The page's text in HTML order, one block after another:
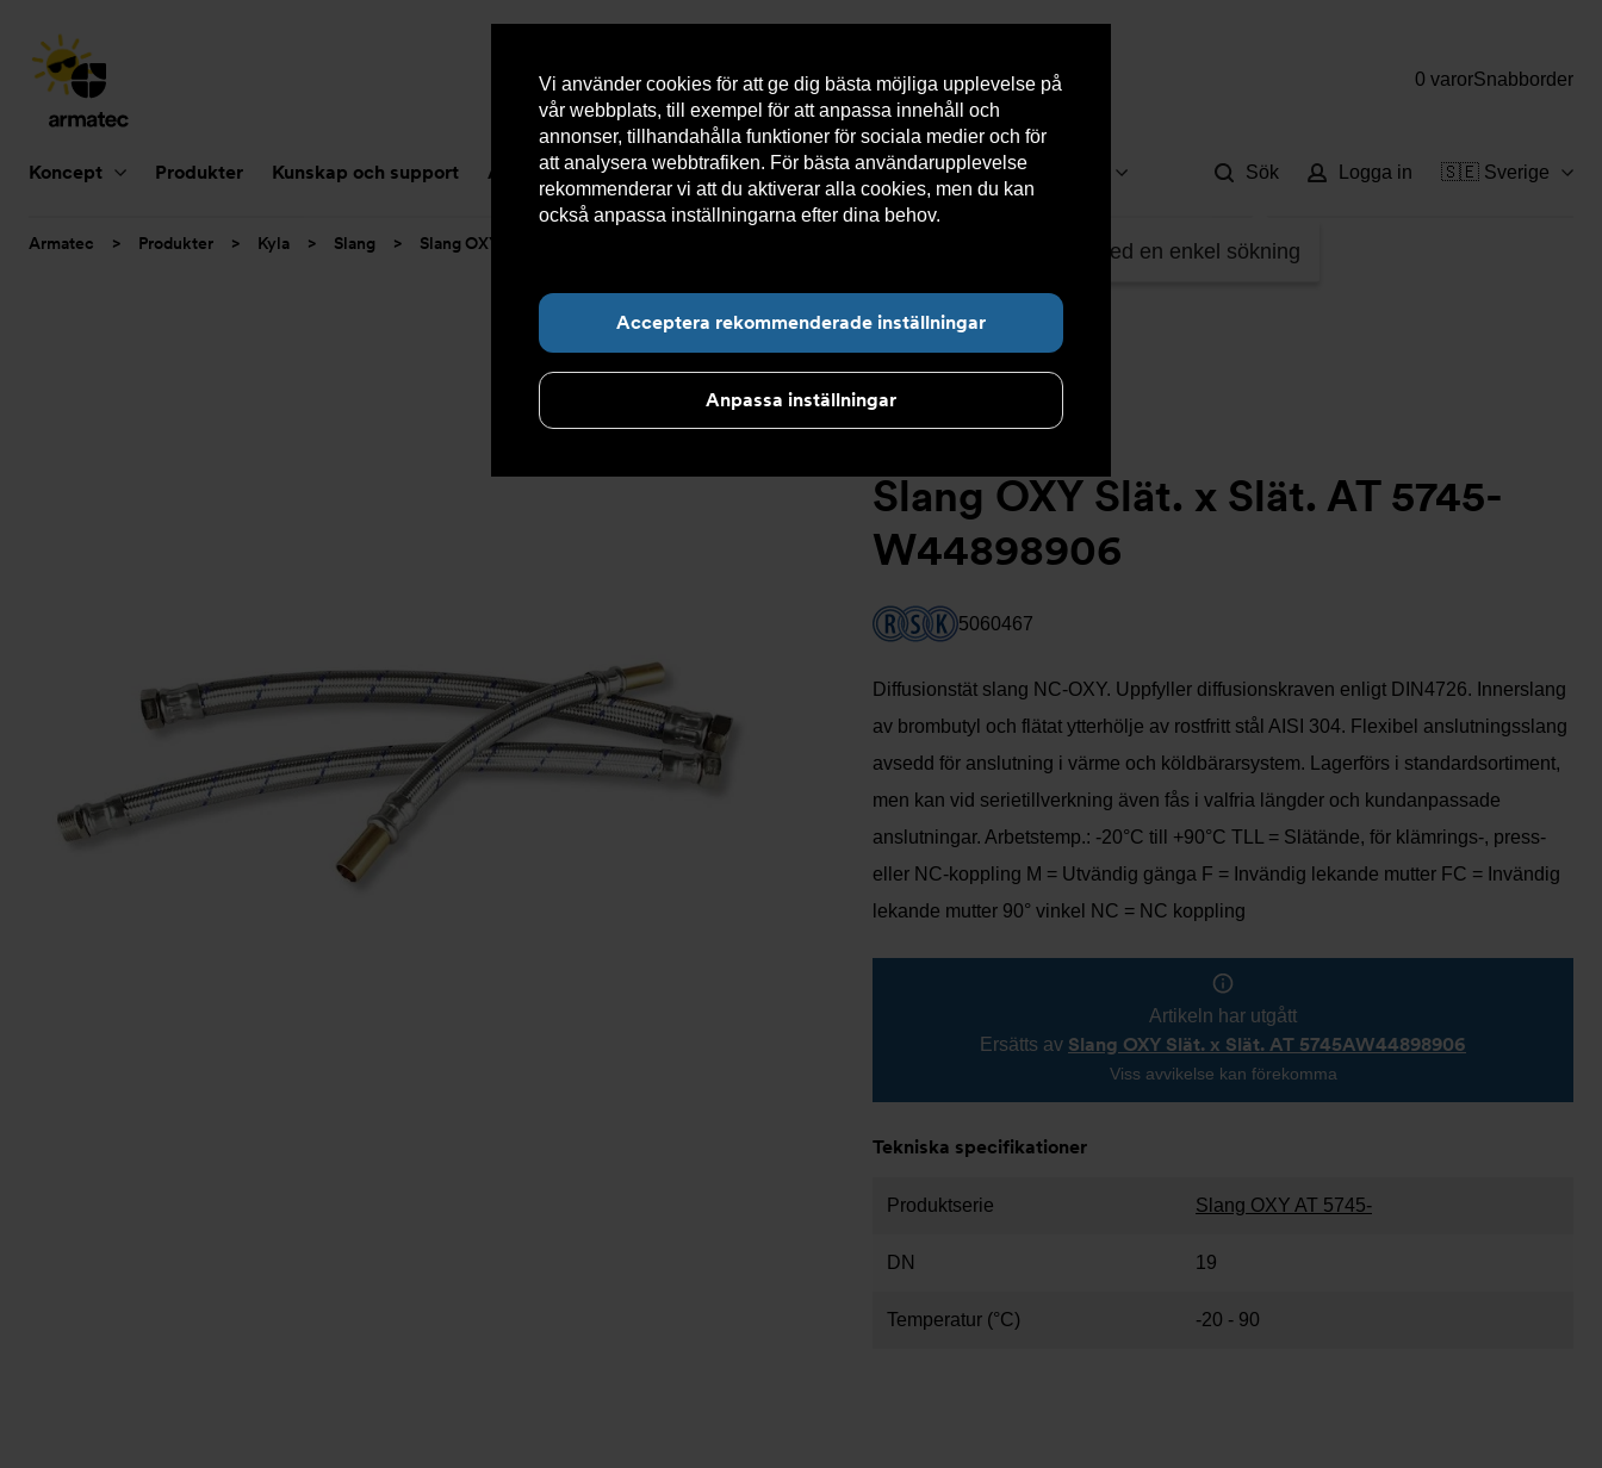
Vi använder cookies för att ge dig bästa möjliga upplevelse på
vår webbplats, till exempel för att anpassa innehåll och
annonser, tillhandahålla funktioner för sociala medier och för
att analysera webbtrafiken. För bästa användarupplevelse
rekommenderar vi att du aktiverar alla cookies, men du kan
också anpassa inställningarna efter dina behov.
Acceptera rekommenderade inställningar
Anpassa inställningar
0 varorSnabborder
Koncept Produkter Kunskap och support Aktuellt Om Armatec Hållbarhet Kontakta oss Kundservice
Hitta det du letar efter med en enkel sökning
Sök Logga in 🇸🇪 Sverige
Du
Armatec > Produkter > Kyla > Slang > Slang OXY
Slang OXY Slät. x Slät. AT 5745-
W44898906
5060467
Diffusionstät slang NC-OXY. Uppfyller diffusionskraven enligt DIN4726. Innerslang
av brombutyl och flätat ytterhölje av rostfritt stål AISI 304. Flexibel anslutningsslang
avsedd för anslutning i värme och köldbärarsystem. Lagerförs i standardsortiment,
men kan vid serietillverkning även fås i valfria längder och kundanpassade
anslutningar. Arbetstemp.: -20°C till +90°C TLL = Slätände, för klämrings-, press-
eller NC-koppling M = Utvändig gänga F = Invändig lekande mutter FC = Invändig
lekande mutter 90° vinkel NC = NC koppling
Artikeln har utgått
Ersätts av Slang OXY Slät. x Slät. AT 5745AW44898906
Viss avvikelse kan förekomma
Tekniska specifikationer
Produktserie Slang OXY AT 5745-
DN 19
Temperatur (°C) -20 - 90